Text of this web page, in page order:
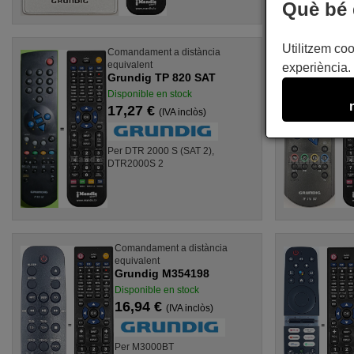
Comandament a distància
equivalent
Grundig TP 820 SAT
Disponible en stock
17,27 €(IVA inclòs)
Per DTR 2000 S (SAT 2),
DTR2000S 2
Comandament a distància
equivalent
Grundig M354198
Disponible en stock
16,94 €(IVA inclòs)
Per M3000BT
Què
Utilitzem